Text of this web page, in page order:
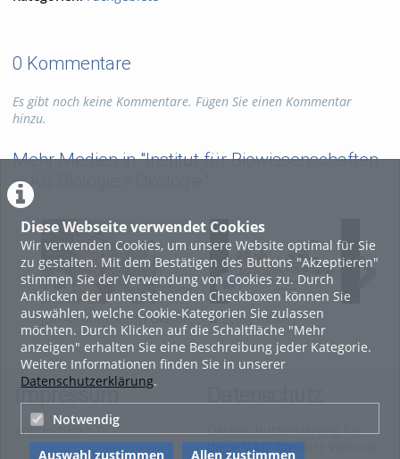
Diese Webseite verwendet Cookies
Wir verwenden Cookies, um unsere Website optimal für Sie
zu gestalten. Mit dem Bestätigen des Buttons "Akzeptieren"
stimmen Sie der Verwendung von Cookies zu. Durch
Anklicken der untenstehenden Checkboxen können Sie
auswählen, welche Cookie-Kategorien Sie zulassen
möchten. Durch Klicken auf die Schaltfläche "Mehr
anzeigen" erhalten Sie eine Beschreibung jeder Kategorie.
Weitere Informationen finden Sie in unserer
Datenschutzerklärung.
Notwendig
Auswahl zustimmen Allen zustimmen
0 Kommentare
Es gibt noch keine Kommentare. Fügen Sie einen Kommentar
hinzu.
Mehr Medien in "Institut für Biowissenschaften
– AG Biologie / Ökologie"
Jun.-Prof.Dr.Karin Glaser
- Ein Porträt zur
Forschung in der AG
Biologie/ Ökologie
Ecosystems
Presentation 19
Impressum
Impressum
Datenschutzerklärung für
diese ViMP-basierte Website